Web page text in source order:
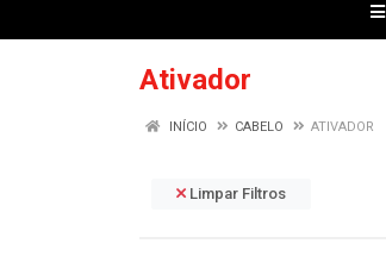
Ativador
INÍCIO CABELO ATIVADOR
Limpar Filtros